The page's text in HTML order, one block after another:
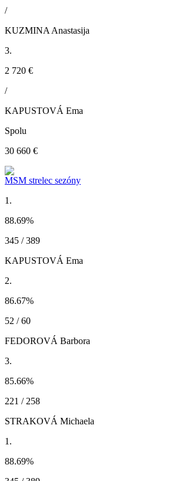
/
KUZMINA Anastasija
3.
2 720 €
/
KAPUSTOVÁ Ema
Spolu
30 660 €
MSM strelec sezóny
1.
88.69%
345 / 389
KAPUSTOVÁ Ema
2.
86.67%
52 / 60
FEDOROVÁ Barbora
3.
85.66%
221 / 258
STRAKOVÁ Michaela
1.
88.69%